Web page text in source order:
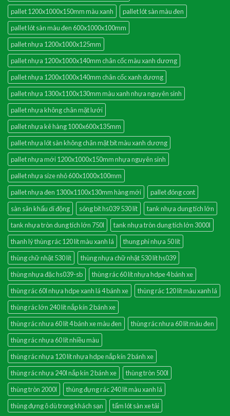
pallet 1200x1000x150mm màu xanh
pallet lót sàn màu đen
pallet lót sàn màu đen 600x1000x100mm
pallet nhựa 1200x1000x125mm
pallet nhựa 1200x1000x140mm chân cốc màu xanh dương
pallet nhựa 1200x1000x140mm chân cốc xanh dương
pallet nhựa 1300x1100x130mm màu xanh nhựa nguyên sinh
pallet nhựa không chân mặt lưới
pallet nhựa kê hàng 1000x600x135mm
pallet nhựa lót sàn không chân mặt bít màu xanh dương
pallet nhựa mới 1200x1000x150mm nhựa nguyên sinh
pallet nhựa size nhỏ 600x1000x100mm
pallet nhựa đen 1300x1100x130mm hàng mới
pallet đóng cont
sàn sân khấu di động
sóng bít hs039 530 lít
tank nhựa dung tích lớn
tank nhựa tròn dung tích lớn 750l
tank nhựa tròn dung tích lớn 3000l
thanh lý thùng rác 120 lít màu xanh lá
thung phi nhựa 50 lít
thùng chữ nhật 530 lít
thùng nhựa chữ nhật 530 lít hs039
thùng nhựa đặc hs039-sb
thùng rác 60 lít nhựa hdpe 4 bánh xe
thùng rác 60l nhựa hdpe xanh lá 4 bánh xe
thùng rác 120 lít màu xanh lá
thùng rác lớn 240 lít nắp kín 2 bánh xe
thùng rác nhưa 60 lít 4 bánh xe màu đen
thùng rác nhưa 60 lít màu đen
thùng rác nhựa 60 lít nhiều màu
thùng rác nhựa 120 lít nhựa hdpe nắp kín 2 bánh xe
thùng rác nhựa 240l nắp kín 2 bánh xe
thùng tròn 500l
thùng tròn 2000l
thùng đựng rác 240 lít màu xanh lá
thùng đựng ô dù trong khách sạn
tấm lót sàn xe tải